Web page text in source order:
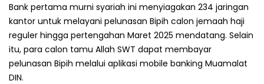
Bank pertama murni syariah ini menyiagakan 234 jaringan
kantor untuk melayani pelunasan Bipih calon jemaah haji
reguler hingga pertengahan Maret 2025 mendatang. Selain
itu, para calon tamu Allah SWT dapat membayar
pelunasan Bipih melalui aplikasi mobile banking Muamalat
DIN.